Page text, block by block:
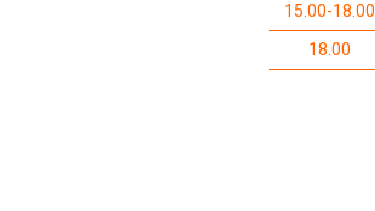
15.00-18.00
18.00